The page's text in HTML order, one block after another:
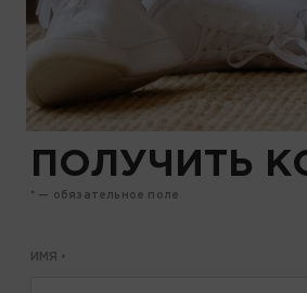
ПОЛУЧИТЬ
* — обязательное поле
ИМЯ *